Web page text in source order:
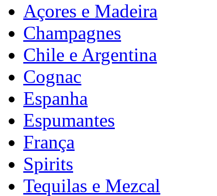
Açores e Madeira
Champagnes
Chile e Argentina
Cognac
Espanha
Espumantes
França
Spirits
Tequilas e Mezcal